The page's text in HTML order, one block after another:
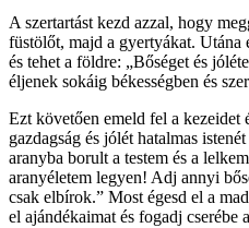
A szertartást kezd azzal, hogy
füstölőt, majd a gyertyákat. Utána
és tehet a földre: „Bőséget és
éljenek sokáig békességben és
Ezt követően emeld fel a kezeidet
gazdagság és jólét hatalmas
aranyba borult a testem és a
aranyéletem legyen! Adj annyi
csak elbírok.” Most égesd el a
el ajándékaimat és fogadj cserébe